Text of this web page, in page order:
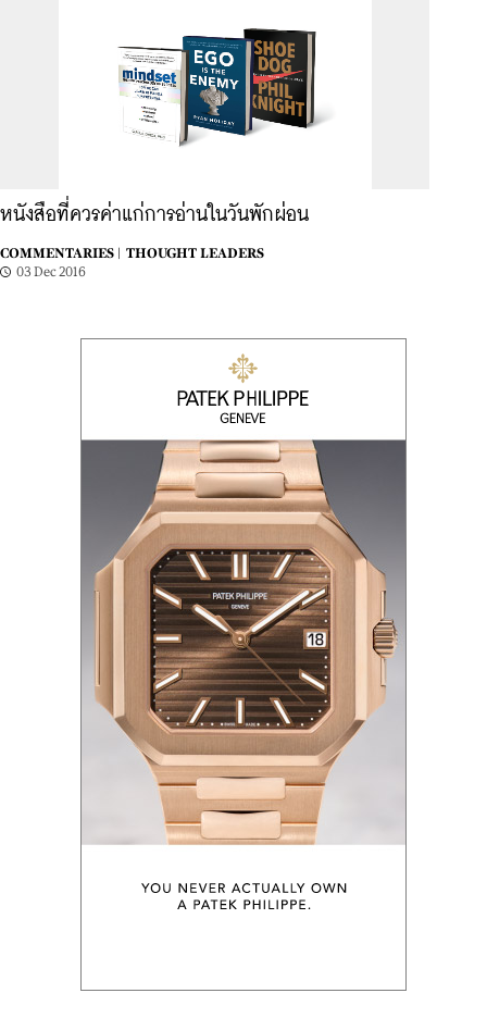
หนังสือที่ควรค่าแก่การอ่านในวันพักผ่อน
COMMENTARIES |
THOUGHT LEADERS
03 Dec 2016